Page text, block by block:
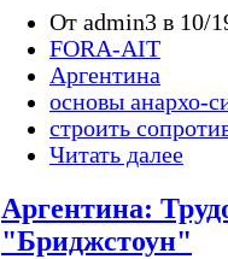
От admin3 в 10/
FORA-AIT
Аргентина
основы анархо-
строить
Читать далее
Аргентина:
"Бриджстоун"